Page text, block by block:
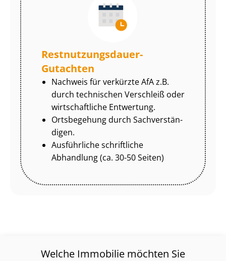
Rest­nut­zungs­dau­er-
Gutachten
Nachweis für verkürzte AfA z.B.
durch technischen Verschleiß oder
wirtschaftliche Entwertung.
Ortsbegehung durch Sach­ver­stän­
di­gen.
Ausführliche schriftliche
Abhandlung (ca. 30-50 Seiten)
Welche Immobilie möchten Sie